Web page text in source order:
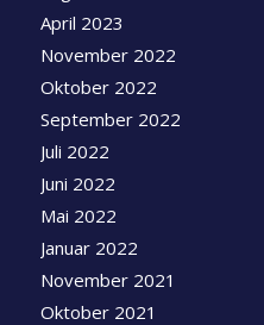
April 2023
November 2022
Oktober 2022
September 2022
Juli 2022
Juni 2022
Mai 2022
Januar 2022
November 2021
Oktober 2021